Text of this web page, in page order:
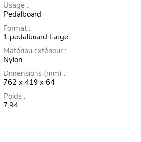
Usage :
Pedalboard
Format :
1 pedalboard Large
Matériau extérieur :
Nylon
Dimensions (mm) :
762 x 419 x 64
Poids :
7,94